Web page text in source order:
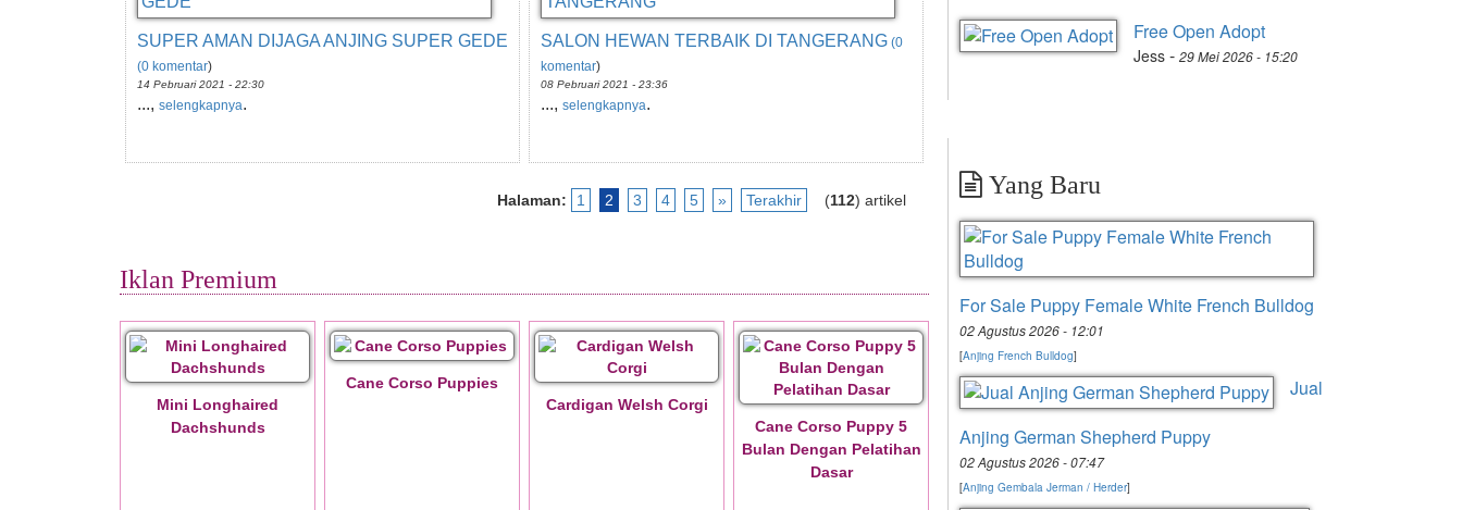
SUPER AMAN DIJAGA ANJING SUPER GEDE
(0 komentar)
14 Pebruari 2021 - 22:30
..., selengkapnya.
SALON HEWAN TERBAIK DI TANGERANG (0
komentar)
08 Pebruari 2021 - 23:36
..., selengkapnya.
Halaman: 1 2 3 4 5 » Terakhir (112) artikel
Iklan Premium
Mini Longhaired
Dachshunds
Cane Corso Puppies
Cardigan Welsh Corgi
Cane Corso Puppy 5
Bulan Dengan Pelatihan
Dasar
Free Open Adopt
Jess - 29 Mei 2026 - 15:20
Yang Baru
For Sale Puppy Female White French Bulldog
02 Agustus 2026 - 12:01
[Anjing French Bulldog]
Jual
Anjing German Shepherd Puppy
02 Agustus 2026 - 07:47
[Anjing Gembala Jerman / Herder]